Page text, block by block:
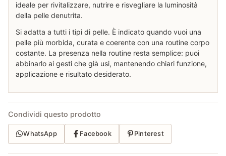
ideale per rivitalizzare, nutrire e risvegliare la luminosità
della pelle denutrita.
Si adatta a tutti i tipi di pelle. È indicato quando vuoi una
pelle più morbida, curata e coerente con una routine corpo
costante. La presenza nella routine resta semplice: puoi
abbinarlo ai gesti che già usi, mantenendo chiari funzione,
applicazione e risultato desiderato.
Condividi questo prodotto
WhatsApp Facebook Pinterest